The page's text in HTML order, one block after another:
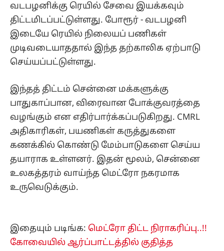
வடபழனிக்கு ரெயில் சேவை இயக்கவும்
திட்டமிடப்பட்டுள்ளது. போரூர் - வடபழனி
இடையே ரெயில் நிலையப் பணிகள்
முடிவடையாததால் இந்த தற்காலிக ஏற்பாடு
செய்யப்பட்டுள்ளது.
இந்தத் திட்டம் சென்னை மக்களுக்கு
பாதுகாப்பான, விரைவான போக்குவரத்தை
வழங்கும் என எதிர்பார்க்கப்படுகிறது. CMRL
அதிகாரிகள், பயணிகள் கருத்துகளை
கணக்கில் கொண்டு மேம்பாடுகளை செய்ய
தயாராக உள்ளனர். இதன் மூலம், சென்னை
உலகத்தரம் வாய்ந்த மெட்ரோ நகரமாக
உருவெடுக்கும்.
இதையும் படிங்க: மெட்ரோ திட்ட நிராகரிப்பு..!!
கோவையில் ஆர்ப்பாட்டத்தில் குதித்த